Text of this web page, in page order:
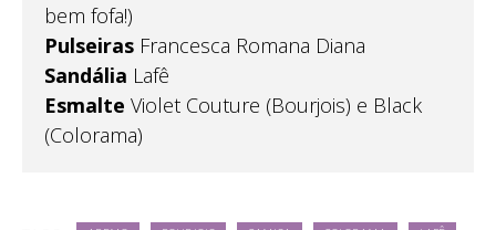
bem fofa!)
Pulseiras Francesca Romana Diana
Sandália Lafê
Esmalte Violet Couture (Bourjois) e Black
(Colorama)